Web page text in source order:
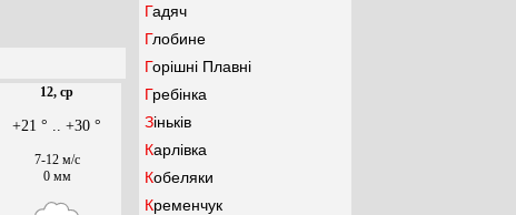
12, ср
+21 ° .. +30 °
7-12 м/с
0 мм
Гадяч
Глобине
Горішні Плавні
Гребінка
Зіньків
Карлівка
Кобеляки
Кременчук